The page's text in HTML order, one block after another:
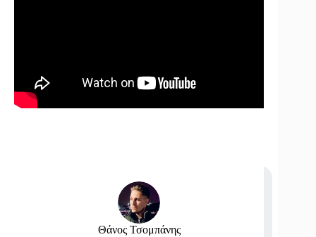
Θάνος Τσομπάνης